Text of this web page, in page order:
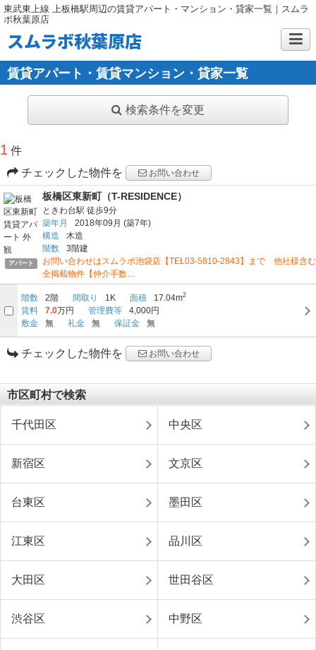
東武東上線 上板橋駅周辺の賃貸アパート・マンション・貸家一覧｜スムラ
ボ秋葉原店
スムラボ秋葉原店
賃貸アパート・賃貸マンション・貸家一覧
検索条件を変更
1 件
チェックした物件を
お問い合わせ
アパート
板橋区東新町（T-RESIDENCE）
ときわ台駅 徒歩9分
築年月
2018年09月 (築7年)
構造
木造
階数
3階建
お問い合わせはスムラボ池袋店【TEL03-5810-2843】まで 他社様含む
全掲載物件【仲介手数…
階数 2階 間取り 1K 面積 17.04m2
賃料 7.0万円 管理費等
4,000円
敷金
無 礼金 無 保証金 無
チェックした物件を お問い合わせ
市区町村で検索
千代田区 中央区
新宿区 文京区
台東区 墨田区
江東区 品川区
大田区 世田谷区
渋谷区 中野区